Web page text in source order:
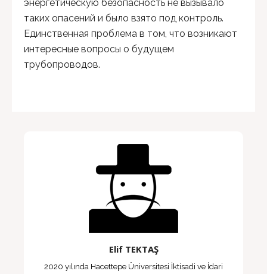
энергетическую безопасность не вызывало
таких опасений и было взято под контроль.
Единственная проблема в том, что возникают
интересные вопросы о будущем
трубопроводов.
Elif TEKTAŞ
2020 yılında Hacettepe Üniversitesi İktisadi ve İdari